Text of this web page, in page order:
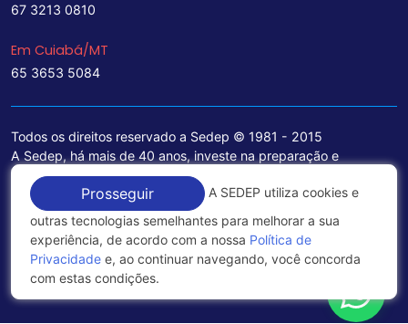
67 3213 0810
Em Cuiabá/MT
65 3653 5084
Todos os direitos reservado a Sedep © 1981 - 2015
A Sedep, há mais de 40 anos, investe na preparação e
treinamento de funcionários e na aquisição de tecnologia de
ponta para a ampliação de seu portfólio de serviços voltados
para a área jurídica, que contemplam informações seguras e
excelentes soluções empresariais.
Política de Privacidade
Prosseguir
A SEDEP utiliza cookies e
outras tecnologias semelhantes para melhorar a sua
experiência, de acordo com a nossa Política de
Privacidade e, ao continuar navegando, você concorda
com estas condições.